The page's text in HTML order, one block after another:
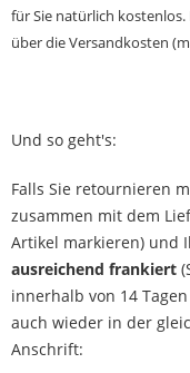
für Sie natürlich
über die Versandkosten
Und so geht's:
Falls Sie retournieren
zusammen mit dem
Artikel markieren) und
ausreichend frankiert
innerhalb von 14
auch wieder in der
Anschrift: